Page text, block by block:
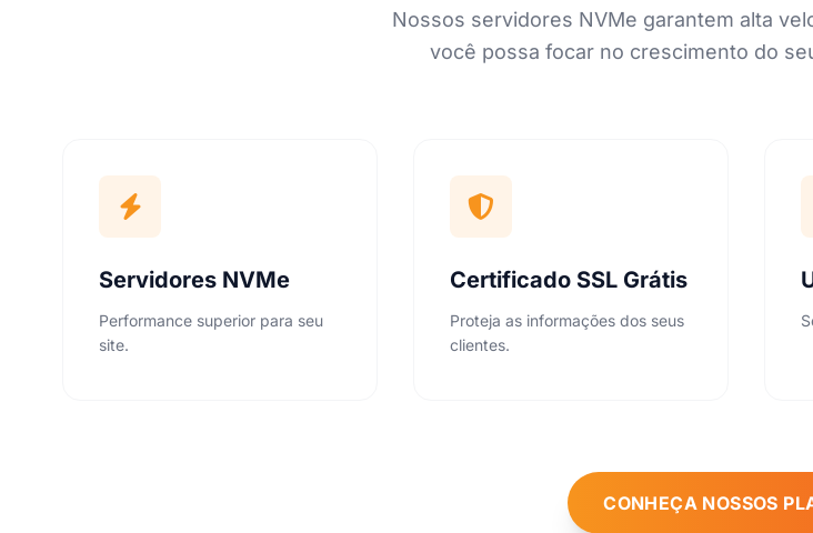
Nossos servidores NVMe garantem alta
você possa focar no crescimento do
Servidores NVMe
Performance superior para seu
site.
Certificado SSL Grátis
Proteja as informações dos seus
clientes.
CONHEÇA NOSSOS